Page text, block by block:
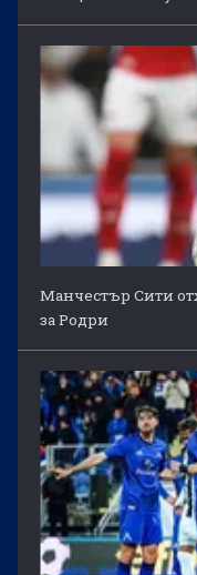
Манчестър Сити
за Родри